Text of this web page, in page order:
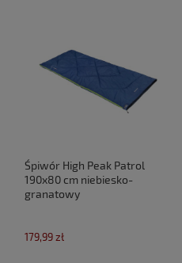
Śpiwór High Peak Patrol
190x80 cm niebiesko-
granatowy
179,99 zł